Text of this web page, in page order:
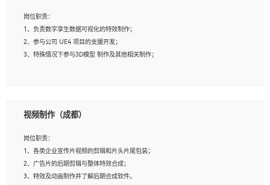
4、有良好的沟通能力和团队合作意识；
5、开发过 HoloLens 程序者优先。
岗位职责：
1、负责数字孪生数据可视化的特效制作；
2、参与公司 UE4 项目的支援开发；
3、特殊情况下参与3D模型 制作及其他相关制作；
上；
3、想象力丰富, 有一定的艺术审美深度；
4、有良好的场景特效搭建功底；
5、熟悉 3Ds Max 或者 Maya；
6、有良好的沟通能力和团队合作意识；
视频制作（成都）
岗位职责：
1、各类企业宣传片视频的剪辑和片头片尾包装；
2、广告片的后期剪辑与整体特效合成；
3、特效及动画制作并了解后期合成软件。